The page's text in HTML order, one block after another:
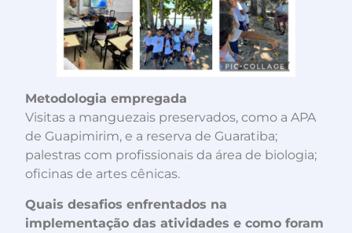
Metodologia empregada
Visitas a manguezais preservados, como a APA
de Guapimirim, e a reserva de Guaratiba;
palestras com profissionais da área de biologia;
oficinas de artes cênicas.
Quais desafios enfrentados na
implementação das atividades e como foram